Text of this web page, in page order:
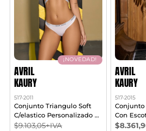
¡NOVEDAD!
AVRIL
KAURY
517-2011
Conjunto Triangulo Soft
C/elastico Personalizado Y
Less T85/100
$9.103,05+IVA
AVRIL
KAURY
517-2015
Conjunto
Con
Cola